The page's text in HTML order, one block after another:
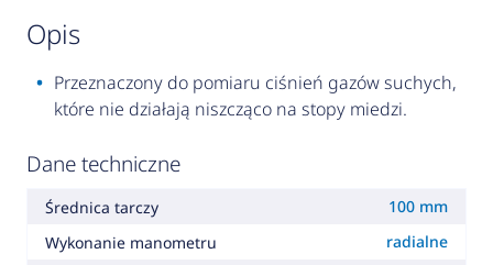
opis
Przeznaczony do pomiaru ciśnień gazów suchych,
które nie działają niszcząco na stopy miedzi.
Dane techniczne
Średnica tarczy
100 mm
Wykonanie manometru
radialne